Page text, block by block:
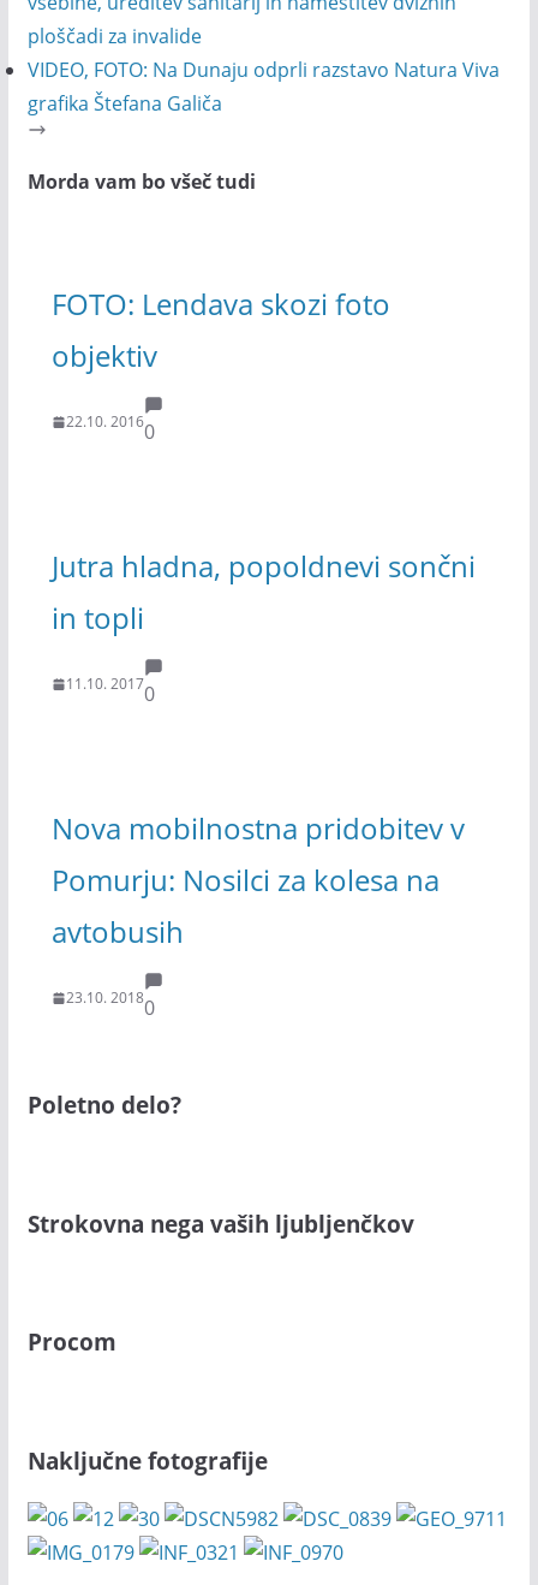
ploščadi za invalide
VIDEO, FOTO: Na Dunaju odprli razstavo Natura Viva
grafika Štefana Galiča
Morda vam bo všeč tudi
FOTO: Lendava skozi foto
objektiv
22.10. 20160
Jutra hladna, popoldnevi sončni
in topli
11.10. 20170
Nova mobilnostna pridobitev v
Pomurju: Nosilci za kolesa na
avtobusih
23.10. 20180
Poletno delo?
Strokovna nega vaših ljubljenčkov
Procom
Naključne fotografije